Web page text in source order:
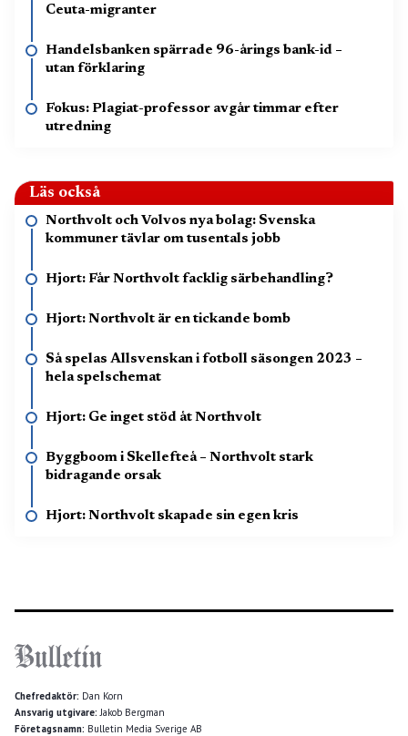
Ceuta-migranter
Handelsbanken spärrade 96-årings bank-id –
utan förklaring
Fokus: Plagiat-professor avgår timmar efter
utredning
Läs också
Northvolt och Volvos nya bolag: Svenska
kommuner tävlar om tusentals jobb
Hjort: Får Northvolt facklig särbehandling?
Hjort: Northvolt är en tickande bomb
Så spelas Allsvenskan i fotboll säsongen 2023 –
hela spelschemat
Hjort: Ge inget stöd åt Northvolt
Byggboom i Skellefteå – Northvolt stark
bidragande orsak
Hjort: Northvolt skapade sin egen kris
Chefredaktör: Dan Korn
Ansvarig utgivare: Jakob Bergman
Företagsnamn: Bulletin Media Sverige AB